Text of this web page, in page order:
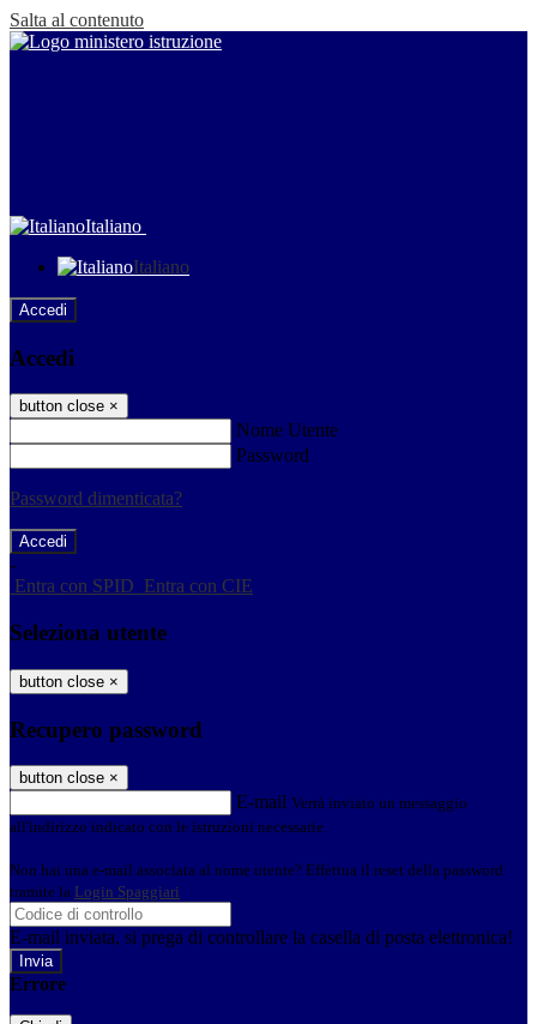
Salta al contenuto
Italiano
Italiano
Accedi
Accedi
button close ×
Nome Utente
Password
Password dimenticata?
-
Entra con SPID Entra con CIE
Seleziona utente
button close ×
Recupero password
button close ×
E-mail Verrà inviato un messaggio
all'indirizzo indicato con le istruzioni necessarie.
Non hai una e-mail associata al nome utente? Effettua il reset della password
tramite la Login Spaggiari
E-mail inviata, si prega di controllare la casella di posta elettronica!
Errore